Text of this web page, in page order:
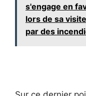
s'engage en
lors de sa
par des